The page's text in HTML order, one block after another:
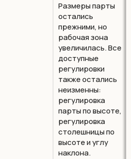
Размеры парты
остались
прежними, но
рабочая зона
увеличилась. Все
доступные
регулировки
также остались
неизменны:
регулировка
парты по высоте,
регулировка
столешницы по
высоте и углу
наклона.